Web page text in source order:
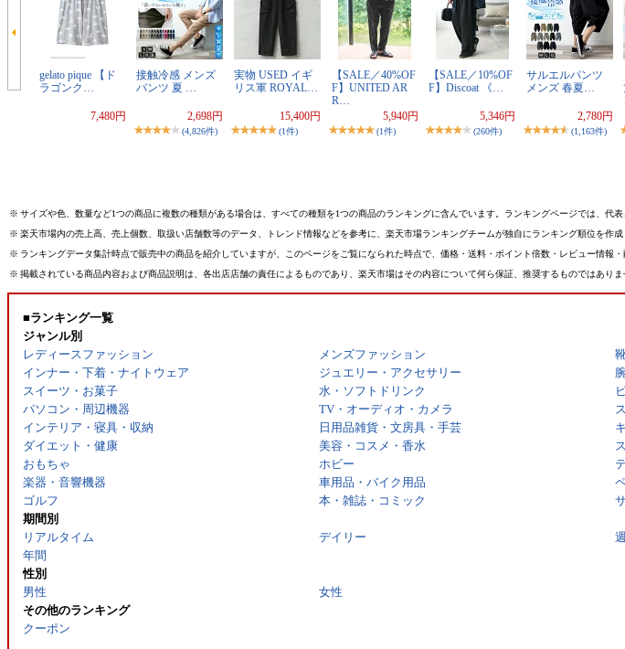
gelato pique 【ド
ラゴンク…
7,480円
接触冷感 メンズ
パンツ 夏 …
2,698円
(4,826件)
実物 USED イギ
リス軍 ROYAL…
15,400円
(1件)
【SALE／40%OF
F】UNITED AR
R…
5,940円
(1件)
【SALE／10%OF
F】Discoat 《…
5,346円
(260件)
サルエルパンツ
メンズ 春夏…
2,780円
(1,163件)
※ サイズや色、数量など1つの商品に複数の種類がある場合は、すべての種類を1つの商品のランキングに含んでいます。ランキングページでは、代
※ 楽天市場内の売上高、売上個数、取扱い店舗数等のデータ、トレンド情報などを参考に、楽天市場ランキングチームが独自にランキング順位を
※ ランキングデータ集計時点で販売中の商品を紹介していますが、このページをご覧になられた時点で、価格・送料・ポイント倍数・レビュー情報
※ 掲載されている商品内容および商品説明は、各出店店舗の責任によるものであり、楽天市場はその内容について何ら保証、推奨するものではありま
■ランキング一覧
ジャンル別
レディースファッション
メンズファッション
インナー・下着・ナイトウェア
ジュエリー・アクセサリー
スイーツ・お菓子
水・ソフトドリンク
パソコン・周辺機器
TV・オーディオ・カメラ
インテリア・寝具・収納
日用品雑貨・文房具・手芸
ダイエット・健康
美容・コスメ・香水
おもちゃ
ホビー
楽器・音響機器
車用品・バイク用品
ゴルフ
本・雑誌・コミック
期間別
リアルタイム
デイリー
年間
性別
男性
女性
その他のランキング
クーポン